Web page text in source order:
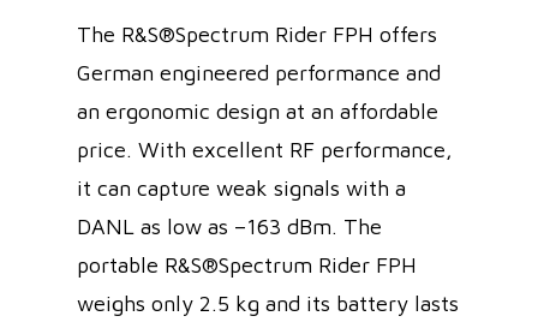
The R&S®Spectrum Rider FPH offers
German engineered performance and
an ergonomic design at an affordable
price. With excellent RF performance,
it can capture weak signals with a
DANL as low as –163 dBm. The
portable R&S®Spectrum Rider FPH
weighs only 2.5 kg and its battery lasts